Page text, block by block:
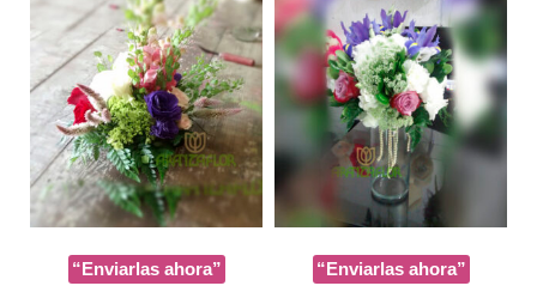
“Enviarlas ahora” “Enviarlas ahora”